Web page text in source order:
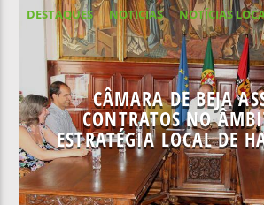
DESTAQUES NOTICIAS
NOTÍCIAS
NOTÍCIAS NACIONAIS
CÂMARA DE BEJA
CONTRATOS NO
ESTRATÉGIA LOCAL DE